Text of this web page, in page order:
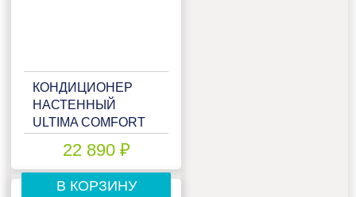
КОНДИЦИОНЕР
НАСТЕННЫЙ
ULTIMA COMFORT
22 890 ₽
В КОРЗИНУ